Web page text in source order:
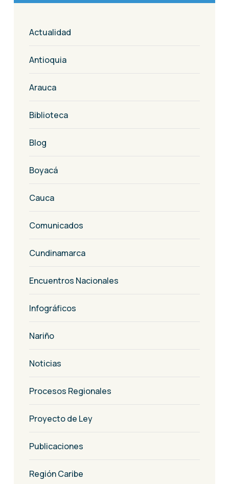
Actualidad
Antioquia
Arauca
Biblioteca
Blog
Boyacá
Cauca
Comunicados
Cundinamarca
Encuentros Nacionales
Infográficos
Nariño
Noticias
Procesos Regionales
Proyecto de Ley
Publicaciones
Región Caribe